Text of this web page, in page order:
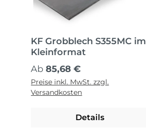
KF Grobblech S355MC im
Kleinformat
Regulärer Preis:
Ab85,68 €
Preise inkl. MwSt. zzgl.
Versandkosten
Details